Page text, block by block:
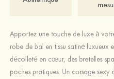
Apportez une touche de luxe à
robe de bal en tissu satiné luxueux
décolleté en cœur, des bretelles
poches pratiques. Un corsage